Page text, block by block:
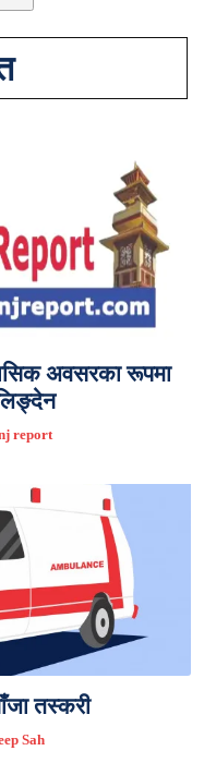
अवसरका रूपमा
report
तस्करी
Sah